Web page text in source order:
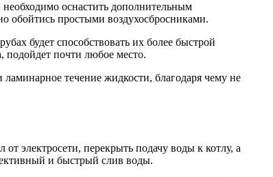
оснастить дополнительным
обойтись простыми воздухосбросниками.
будет способствовать их более быстрой
подойдет почти любое место.
течение жидкости, благодаря чему не
электросети, перекрыть подачу воды к котлу, а
и быстрый слив воды.